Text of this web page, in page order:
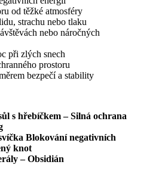
od těžké atmosféry
strachu nebo tlaku
nebo náročných
při zlých snech
prostoru
bezpečí a stability
s hřebíčkem – Silná ochrana
Blokování negativních
knot
– Obsidián